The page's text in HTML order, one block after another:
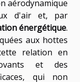
aérodynamique
d'air et, par
énergétique.
aux hottes
relation en
et des
qui non